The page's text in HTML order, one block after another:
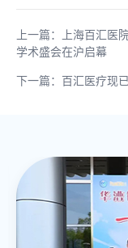
上一篇：上海百汇医
学术盛会在沪启幕
下一篇：百汇医疗现